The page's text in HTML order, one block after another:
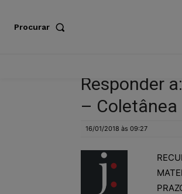
Procurar
Responder
– Coletânea
16/01/2018 às 09:27